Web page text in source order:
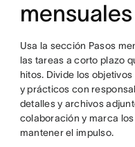
Usa la sección Pasos
las tareas a corto plazo
hitos. Divide los
y prácticos con
detalles y archivos
colaboración y marca
mantener el impulso.